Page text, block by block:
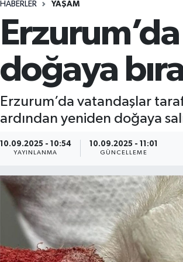
HABERLER YAŞAM
doğaya
Erzurum’da vatandaşlar
ardından yeniden doğaya
10.09.2025 - 10:54
YAYINLANMA
10.09.2025 - 11:01
GÜNCELLEME